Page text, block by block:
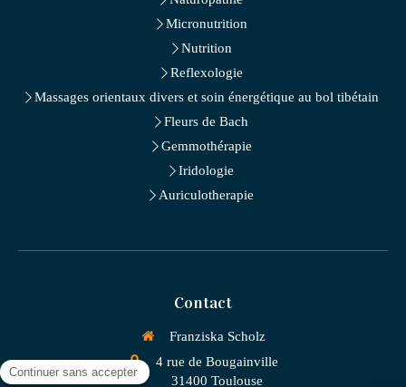
Micronutrition
Nutrition
Reflexologie
Massages orientaux divers et soin énergétique au bol tibétain
Fleurs de Bach
Gemmothérapie
Iridologie
Auriculotherapie
Contact
Franziska Scholz
4 rue de Bougainville
31400 Toulouse